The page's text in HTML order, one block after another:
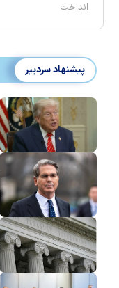
انداخت
پیشنهاد سردبیر